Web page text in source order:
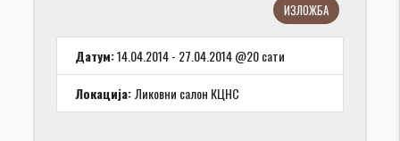
ИЗЛОЖБА
Датум:14.04.2014 - 27.04.2014 @20 сати
Локација:Ликовни салон КЦНС